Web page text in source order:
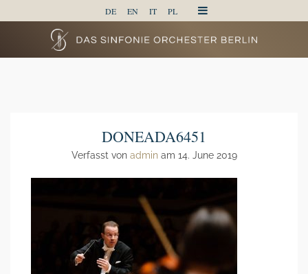
DE EN IT PL
DONEADA6451
Verfasst von adminam 14. June 2019